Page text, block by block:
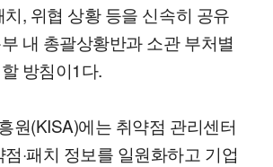
, 위협 상황 등을 신속히 공유
내 총괄상황반과 소관 부처별
방침이1다.
원(KISA)에는 취약점 관리센터
·패치 정보를 일원화하고 기업